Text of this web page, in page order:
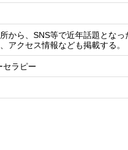
から、SNS等で近年話題とな
アクセス情報なども掲載する。
セラピー